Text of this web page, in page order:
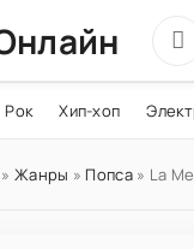
Рок Хип-хоп
»Жанры » Попса» La